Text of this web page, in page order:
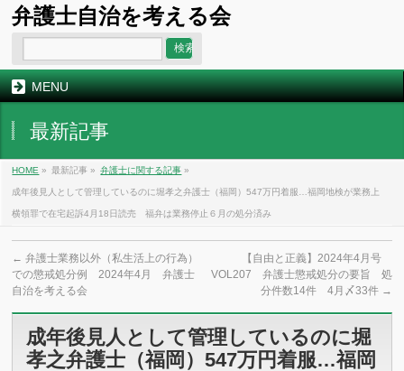
弁護士自治を考える会
MENU
最新記事
HOME » 最新記事 » 弁護士に関する記事 »
成年後見人として管理しているのに堀孝之弁護士（福岡）547万円着服…福岡地検が業務上
横領罪で在宅起訴4月18日読売 福弁は業務停止６月の処分済み
← 弁護士業務以外（私生活上の行為）
での懲戒処分例 2024年4月 弁護士
自治を考える会
【自由と正義】2024年4月号
VOL207 弁護士懲戒処分の要旨 処
分件数14件 4月〆33件 →
成年後見人として管理しているのに堀
孝之弁護士（福岡）547万円着服…福岡